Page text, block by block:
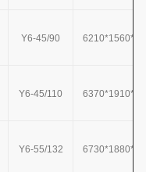
Y6-45/90
Y6-45/110
Y6-55/132